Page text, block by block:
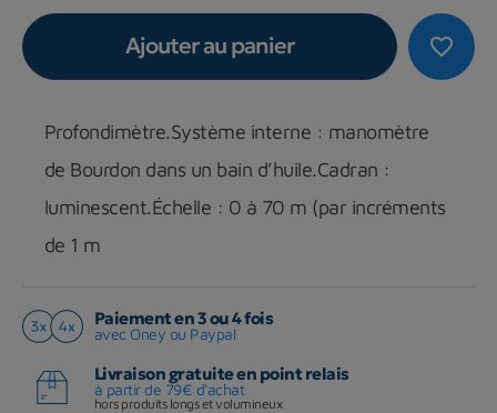
favorite_border
Ajouter au panier
Profondimètre.Système interne : manomètre
de Bourdon dans un bain d’huile.Cadran :
luminescent.Échelle : 0 à 70 m (par incréments
de 1 m
Paiement en 3 ou 4 fois
avec Oney ou Paypal
Livraison gratuite en point relais
à partir de 79€ d'achat
hors produits longs et volumineux